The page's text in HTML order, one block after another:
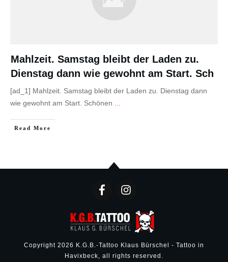
Mahlzeit. Samstag bleibt der Laden zu.
Dienstag dann wie gewohnt am Start. Sch
[ad_1] Mahlzeit. Samstag bleibt der Laden zu. Dienstag dann
wie gewohnt am Start. Schönen
Read More
Copyright 2026 K.G.B.-Tattoo Klaus Bürschel - Tattoo in
Havixbeck, all rights reserved.